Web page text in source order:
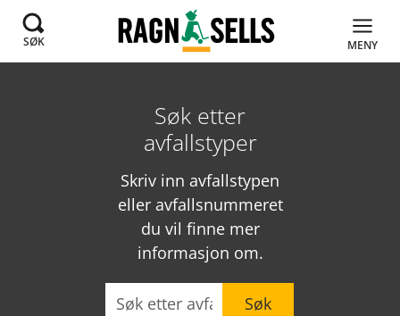
SØK MENY
Søk etter
avfallstyper
Skriv inn avfallstypen
eller avfallsnummeret
du vil finne mer
informasjon om.
Søk
Søk